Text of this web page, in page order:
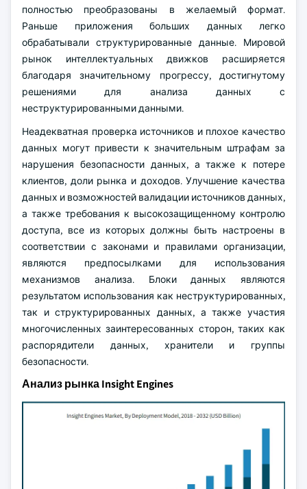
полностью преобразованы в желаемый формат.
Раньше приложения больших данных легко
обрабатывали структурированные данные. Мировой
рынок интеллектуальных движков расширяется
благодаря значительному прогрессу, достигнутому
решениями для анализа данных с
неструктурированными данными.
Неадекватная проверка источников и плохое качество
данных могут привести к значительным штрафам за
нарушения безопасности данных, а также к потере
клиентов, доли рынка и доходов. Улучшение качества
данных и возможностей валидации источников данных,
а также требования к высокозащищенному контролю
доступа, все из которых должны быть настроены в
соответствии с законами и правилами организации,
являются предпосылками для использования
механизмов анализа. Блоки данных являются
результатом использования как неструктурированных,
так и структурированных данных, а также участия
многочисленных заинтересованных сторон, таких как
распорядители данных, хранители и группы
безопасности.
Анализ рынка Insight Engines